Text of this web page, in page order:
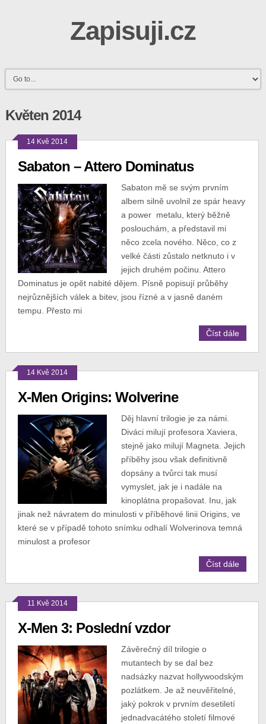
Zapisuji.cz
Květen 2014
14 Kvě 2014
Sabaton – Attero Dominatus
Sabaton mě se svým prvním
albem silně uvolnil ze spár heavy
a power metalu, který běžně
poslouchám, a představil mi
něco zcela nového. Něco, co z
velké části zůstalo netknuto i v
jejich druhém počinu. Attero
Dominatus je opět nabité dějem. Písně popisují průběhy
nejrůznějších válek a bitev, jsou řízné a v jasně daném
tempu. Přesto mi
Číst dále
14 Kvě 2014
X-Men Origins: Wolverine
Děj hlavní trilogie je za námi.
Diváci milují profesora Xaviera,
stejně jako milují Magneta. Jejich
příběhy jsou však definitivně
dopsány a tvůrci tak musí
vymyslet, jak je i nadále na
kinoplátna propašovat. Inu, jak
jinak než návratem do minulosti v příběhové linii Origins, ve
které se v případě tohoto snímku odhalí Wolverinova temná
minulost a profesor
Číst dále
11 Kvě 2014
X-Men 3: Poslední vzdor
Závěrečný díl trilogie o
mutantech by se dal bez
nadsázky nazvat hollywoodským
pozlátkem. Je až neuvěřitelné,
jaký pokrok v prvním desetiletí
jednadvacátého století filmové